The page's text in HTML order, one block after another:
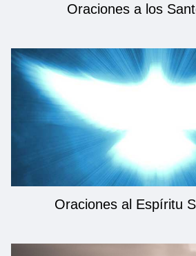
Oraciones a los
Oraciones al Espíritu